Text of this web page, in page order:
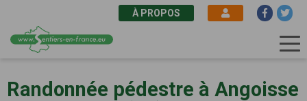
au
contenu
À PROPOS
Randonnée pédestre à Angoisse